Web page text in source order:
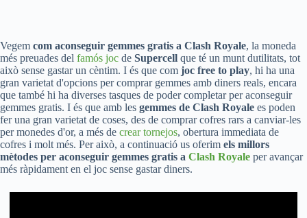
Vegem com aconseguir gemmes gratis a Clash Royale, la moneda
més preuades del famós joc de Supercell que té un munt dutilitats, tot
això sense gastar un cèntim. I és que com joc free to play, hi ha una
gran varietat d'opcions per comprar gemmes amb diners reals, encara
que també hi ha diverses tasques de poder completar per aconseguir
gemmes gratis. I és que amb les gemmes de Clash Royale es poden
fer una gran varietat de coses, des de comprar cofres rars a canviar-les
per monedes d'or, a més de crear tornejos, obertura immediata de
cofres i molt més. Per això, a continuació us oferim els millors
mètodes per aconseguir gemmes gratis a Clash Royale per avançar
més ràpidament en el joc sense gastar diners.